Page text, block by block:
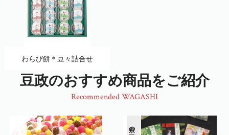
わらび餅＊豆々詰合せ
豆政のおすすめ商品をご紹介
Recommended WAGASHI